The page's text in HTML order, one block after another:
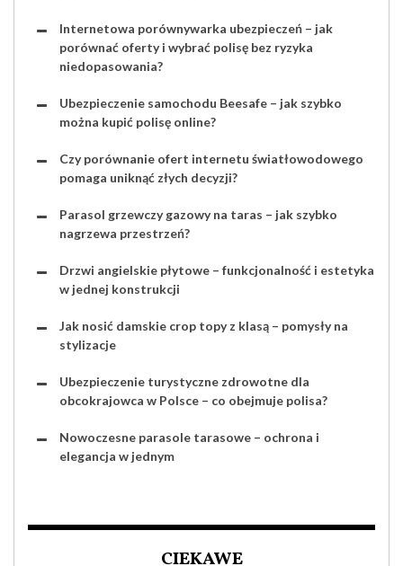
Internetowa porównywarka ubezpieczeń – jak
porównać oferty i wybrać polisę bez ryzyka
niedopasowania?
Ubezpieczenie samochodu Beesafe – jak szybko
można kupić polisę online?
Czy porównanie ofert internetu światłowodowego
pomaga uniknąć złych decyzji?
Parasol grzewczy gazowy na taras – jak szybko
nagrzewa przestrzeń?
Drzwi angielskie płytowe – funkcjonalność i estetyka
w jednej konstrukcji
Jak nosić damskie crop topy z klasą – pomysły na
stylizacje
Ubezpieczenie turystyczne zdrowotne dla
obcokrajowca w Polsce – co obejmuje polisa?
Nowoczesne parasole tarasowe – ochrona i
elegancja w jednym
CIEKAWE